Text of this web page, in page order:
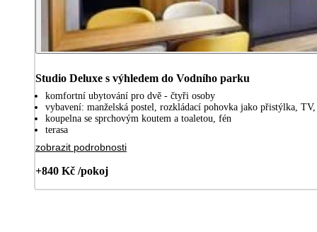
Studio Deluxe s výhledem do Vodního parku
komfortní ubytování pro dvě - čtyři osoby
vybavení: manželská postel, rozkládací pohovka jako přistýlka,
koupelna se sprchovým koutem a toaletou, fén
terasa
zobrazit podrobnosti
+840 Kč /pokoj